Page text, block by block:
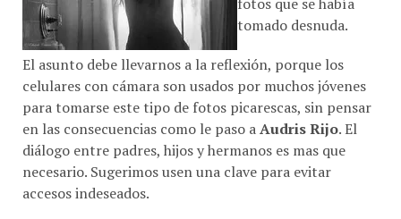
tomado desnuda.
El asunto debe llevarnos a la reflexión, porque los
celulares con cámara son usados por muchos jóvenes
para tomarse este tipo de fotos picarescas, sin pensar
en las consecuencias como le paso aAudris Rijo. El
diálogo entre padres, hijos y hermanos es mas que
necesario. Sugerimos usen una clave para evitar
accesos indeseados.